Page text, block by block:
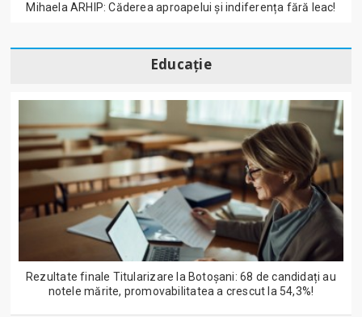
Mihaela ARHIP: Căderea aproapelui și indiferența fără leac!
Educație
Rezultate finale Titularizare la Botoșani: 68 de candidați au
notele mărite, promovabilitatea a crescut la 54,3%!